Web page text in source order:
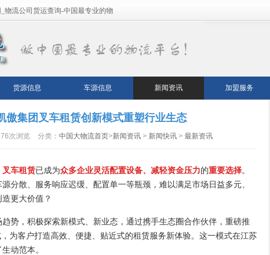
物流公司货运查询-中国最专业的物
货源信息 车源信息 新闻资讯 加盟服务
傲集团叉车租赁创新模式重塑行业生态
次浏览 分类： 中国大物流首页>新闻资讯 > 新闻快讯 > 最新资讯
叉车租赁已成为众多企业灵活配置设备、减轻资金压力的重要选择。
分散、服务响应迟缓、配置单一等瓶颈，难以满足市场日益多元、
更大价值？
势，积极探索新模式、新业态，通过携手生态圈合作伙伴，重磅推
为客户打造高效、便捷、贴近式的租赁服务新体验。这一模式在江苏
动范本。